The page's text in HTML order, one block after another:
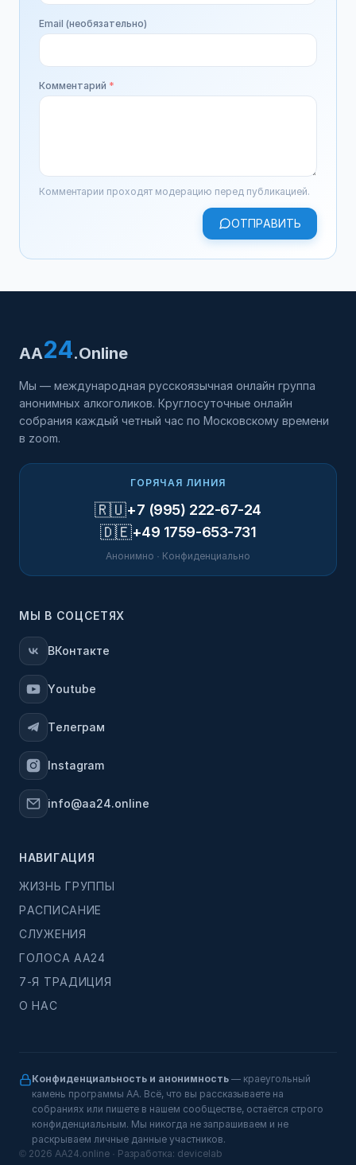
Email (необязательно)
Комментарий *
Комментарии проходят модерацию перед публикацией.
ОТПРАВИТЬ
AA24.Online
Мы — международная русскоязычная онлайн группа
анонимных алкоголиков. Круглосуточные онлайн
собрания каждый четный час по Московскому времени
в zoom.
ГОРЯЧАЯ ЛИНИЯ
🇷🇺+7 (995) 222-67-24
🇩🇪+49 1759-653-731
Анонимно · Конфиденциально
МЫ В СОЦСЕТЯХ
ВКонтакте
Youtube
Телеграм
Instagram
info@aa24.online
НАВИГАЦИЯ
ЖИЗНЬ ГРУППЫ
РАСПИСАНИЕ
СЛУЖЕНИЯ
ГОЛОСА АА24
7-Я ТРАДИЦИЯ
О НАС
Конфиденциальность и анонимность — краеугольный
камень программы АА. Всё, что вы рассказываете на
собраниях или пишете в нашем сообществе, остаётся строго
конфиденциальным. Мы никогда не запрашиваем и не
раскрываем личные данные участников.
© 2026 AA24.online · Разработка: devicelab